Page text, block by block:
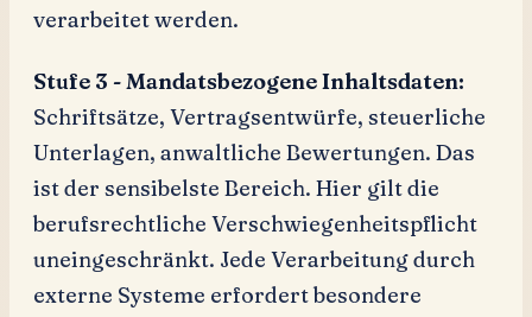
verarbeitet werden.
Stufe 3 - Mandatsbezogene Inhaltsdaten:
Schriftsätze, Vertragsentwürfe, steuerliche
Unterlagen, anwaltliche Bewertungen. Das
ist der sensibelste Bereich. Hier gilt die
berufsrechtliche Verschwiegenheitspflicht
uneingeschränkt. Jede Verarbeitung durch
externe Systeme erfordert besondere